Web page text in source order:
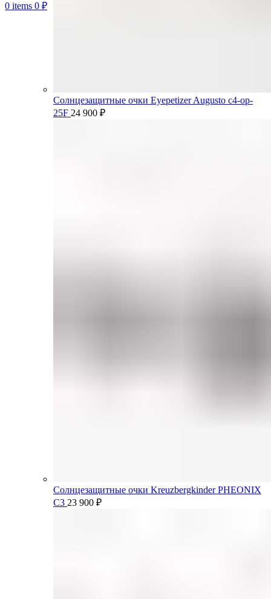
0 items 0 ₽
Солнцезащитные очки Eyepetizer Augusto c4-op-
25F 24 900 ₽
Солнцезащитные очки Kreuzbergkinder PHEONIX
C3 23 900 ₽